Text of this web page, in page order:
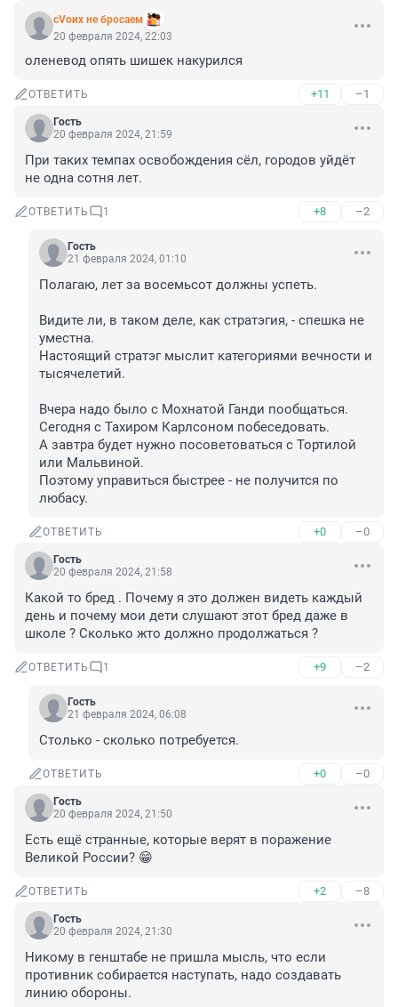
сVоих не бросаем
20 февраля 2024, 22:03
оленевод опять шишек накурился
ОТВЕТИТЬ +11 –1
Гость
20 февраля 2024, 21:59
При таких темпах освобождения сёл, городов уйдёт
не одна сотня лет.
ОТВЕТИТЬ 1 +8 –2
Гость
21 февраля 2024, 01:10
Полагаю, лет за восемьсот должны успеть.
Видите ли, в таком деле, как стратэгия, - спешка не
уместна.
Настоящий стратэг мыслит категориями вечности и
тысячелетий.
Вчера надо было с Мохнатой Ганди пообщаться.
Сегодня с Тахиром Карлсоном побеседовать.
А завтра будет нужно посоветоваться с Тортилой
или Мальвиной.
Поэтому управиться быстрее - не получится по
любасу.
ОТВЕТИТЬ +0 –0
Гость
20 февраля 2024, 21:58
Какой то бред . Почему я это должен видеть каждый
день и почему мои дети слушают этот бред даже в
школе ? Сколько жто должно продолжаться ?
ОТВЕТИТЬ 1 +9 –2
Гость
21 февраля 2024, 06:08
Столько - сколько потребуется.
ОТВЕТИТЬ +0 –0
Гость
20 февраля 2024, 21:50
Есть ещё странные, которые верят в поражение
Великой России? 😁
ОТВЕТИТЬ +2 –8
Гость
20 февраля 2024, 21:30
Никому в генштабе не пришла мысль, что если
противник собирается наступать, надо создавать
линию обороны.